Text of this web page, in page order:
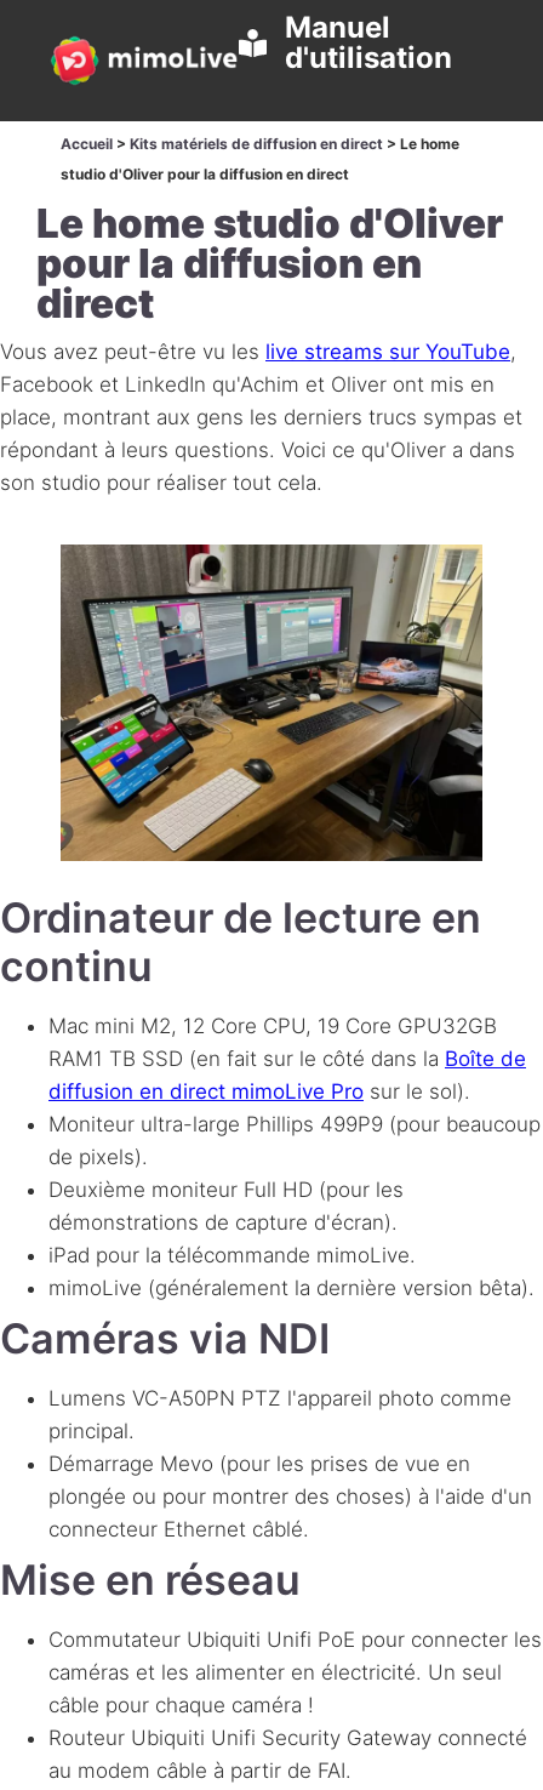
Manuel
d'utilisation
Accueil > Kits matériels de diffusion en direct > Le home
studio d'Oliver pour la diffusion en direct
Le home studio d'Oliver
pour la diffusion en
direct
Vous avez peut-être vu les live streams sur YouTube,
Facebook et LinkedIn qu'Achim et Oliver ont mis en
place, montrant aux gens les derniers trucs sympas et
répondant à leurs questions. Voici ce qu'Oliver a dans
son studio pour réaliser tout cela.
Ordinateur de lecture en
continu
Mac mini M2, 12 Core CPU, 19 Core GPU32GB
RAM1 TB SSD (en fait sur le côté dans la Boîte de
diffusion en direct mimoLive Pro sur le sol).
Moniteur ultra-large Phillips 499P9 (pour beaucoup
de pixels).
Deuxième moniteur Full HD (pour les
démonstrations de capture d'écran).
iPad pour la télécommande mimoLive.
mimoLive (généralement la dernière version bêta).
Caméras via NDI
Lumens VC-A50PN PTZ l'appareil photo comme
principal.
Démarrage Mevo (pour les prises de vue en
plongée ou pour montrer des choses) à l'aide d'un
connecteur Ethernet câblé.
Mise en réseau
Commutateur Ubiquiti Unifi PoE pour connecter les
caméras et les alimenter en électricité. Un seul
câble pour chaque caméra !
Routeur Ubiquiti Unifi Security Gateway connecté
au modem câble à partir de FAI.